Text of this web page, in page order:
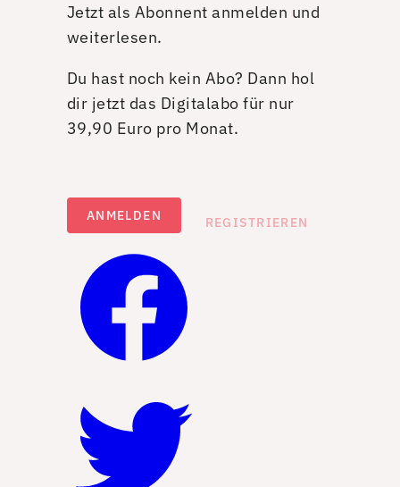
Jetzt als Abonnent anmelden und
weiterlesen.
Du hast noch kein Abo? Dann hol
dir jetzt das Digitalabo für nur
39,90 Euro pro Monat.
ANMELDEN REGISTRIEREN